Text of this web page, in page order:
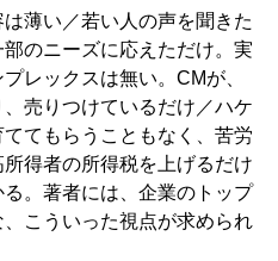
薄い／若い人の声を聞きた
のニーズに応えただけ。実
レックスは無い。CMが、
売りつけているだけ／ハケ
てもらうこともなく、苦労
得者の所得税を上げるだけ
。著者には、企業のトップ
こういった視点が求められ